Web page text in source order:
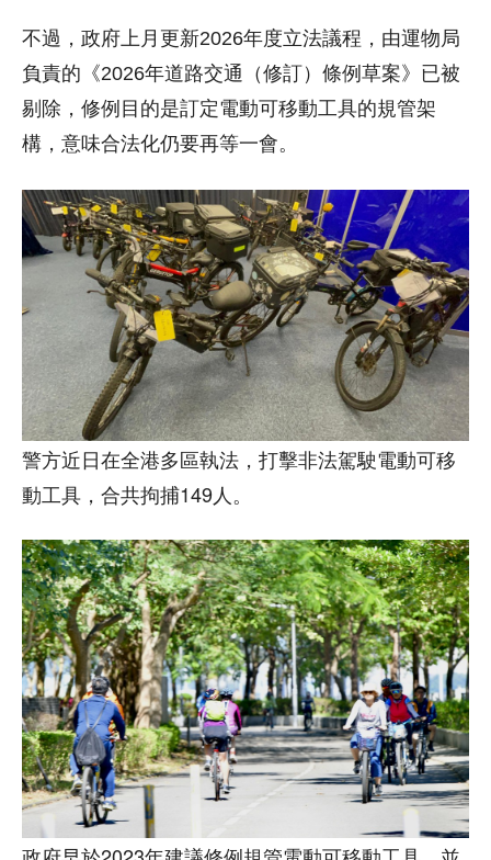
不過，政府上月更新2026年度立法議程，由運物局
負責的《2026年道路交通（修訂）條例草案》已被
剔除，修例目的是訂定電動可移動工具的規管架
構，意味合法化仍要再等一會。
警方近日在全港多區執法，打擊非法駕駛電動可移
動工具，合共拘捕149人。